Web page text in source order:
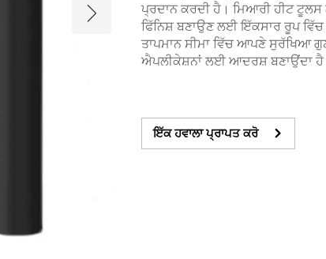
ਪ੍ਰਦਾਨ ਕਰਦੀ ਹੈ। ਮਿਆਰੀ ਹੀਟ
ਫਿੱਨਿਸ਼ ਬਣਾਉਣ ਲਈ ਇੱਕਸਾਰ ਰੂਪ
ਤਾਪਮਾਨ ਸੀਮਾ ਵਿੱਚ ਆਪਣੇ ਸੁਰੱਖਿਆ
ਐਪਲੀਕੇਸ਼ਨਾਂ ਲਈ ਆਦਰਸ਼ ਬਣਾਉਂਦਾ
ਇੱਕ ਹਵਾਲਾ ਪ੍ਰਾਪਤ ਕਰੋ